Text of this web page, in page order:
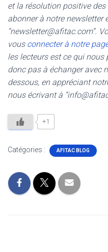
et la résolution positive
abonner à notre newsletter
“newsletter@afitac.com”.
vous connecter à notre
les lecteurs est ce qui nous
donc pas à échanger avec
dessous, en appréciant
nous écrivant à
+1
Catégories : AFITAC BLOG